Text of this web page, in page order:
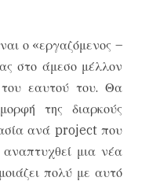
ο «εργαζόμενος –
στο άμεσο μέλλον
του εαυτού του. Θα
της διαρκούς
ανά project που
μια νέα
πολύ με αυτό